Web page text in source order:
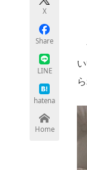
X
Share
LINE
hatena
Home